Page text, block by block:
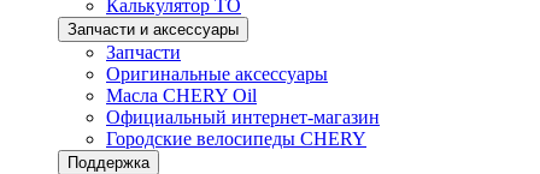
Калькулятор ТО
Запчасти и аксессуары
Запчасти
Оригинальные аксессуары
Масла CHERY Oil
Официальный интернет-магазин
Городские велосипеды CHERY
Поддержка